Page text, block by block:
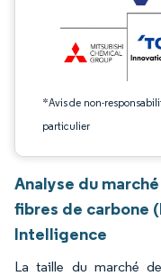
*Avis de non-
particulier
Analyse du
fibres de carbone
Intelligence
La taille du marché